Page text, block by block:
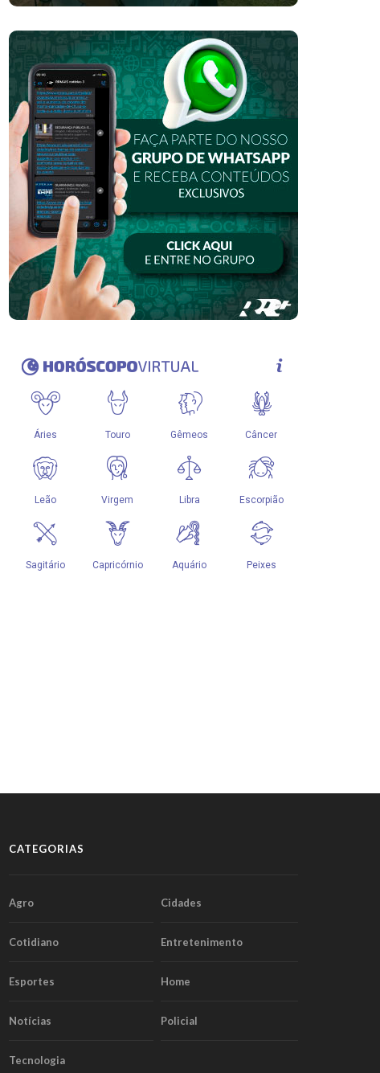
CATEGORIAS
Agro Cidades
Cotidiano Entretenimento
Esportes Home
Notícias Policial
Tecnologia